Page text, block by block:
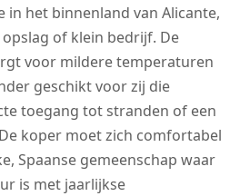
in het binnenland van Alicante,
of klein bedrijf. De
voor mildere temperaturen
geschikt voor zij die
toegang tot stranden of een
koper moet zich comfortabel
Spaanse gemeenschap waar
is met jaarlijkse